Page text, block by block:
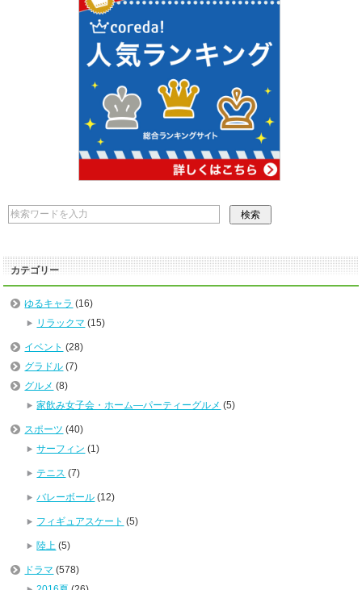
カテゴリー
ゆるキャラ (16)
リラックマ (15)
イベント (28)
グラドル (7)
グルメ (8)
家飲み女子会・ホーム―パーティーグルメ (5)
スポーツ (40)
サーフィン (1)
テニス (7)
バレーボール (12)
フィギュアスケート (5)
陸上 (5)
ドラマ (578)